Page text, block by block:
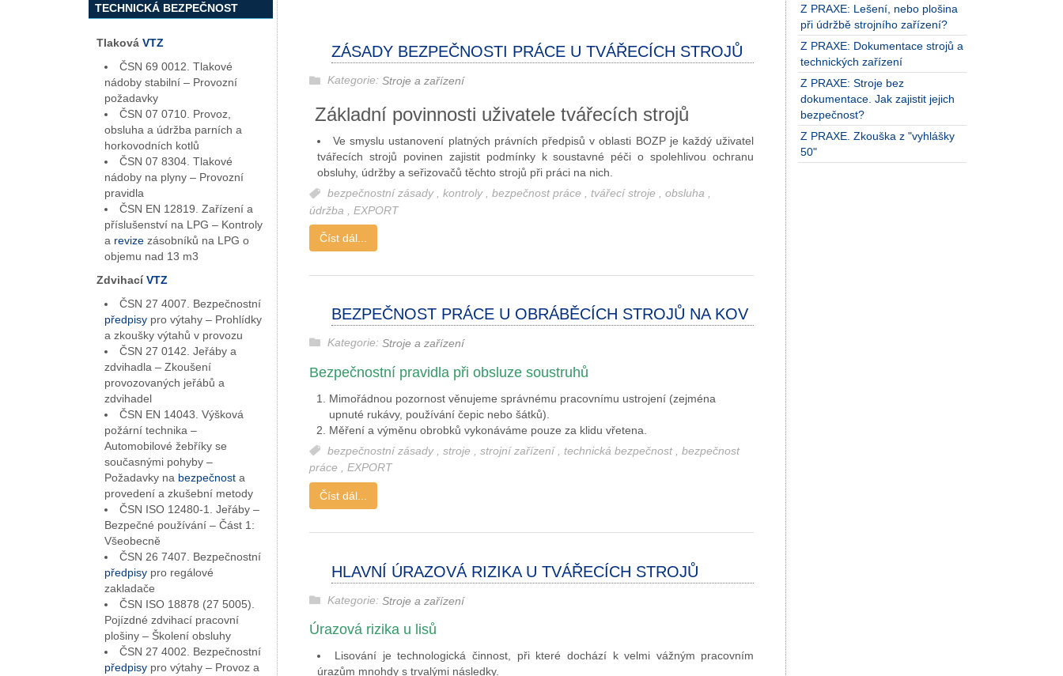
TECHNICKÁ BEZPEČNOST
Tlaková VTZ
ČSN 69 0012. Tlakové
nádoby stabilní – Provozní
požadavky
ČSN 07 0710. Provoz,
obsluha a údržba parních a
horkovodních kotlů
ČSN 07 8304. Tlakové
nádoby na plyny – Provozní
pravidla
ČSN EN 12819. Zařízení a
příslušenství na LPG – Kontroly
a revize zásobníků na LPG o
objemu nad 13 m3
ZdvihacíVTZ
ČSN 27 4007. Bezpečnostní
předpisy pro výtahy – Prohlídky
a zkoušky výtahů v provozu
ČSN 27 0142. Jeřáby a
zdvihadla – Zkoušení
provozovaných jeřábů a
zdvihadel
ČSN EN 14043. Výšková
požární technika –
Automobilové žebříky se
současnými pohyby –
Požadavky na bezpečnost a
provedení a zkušební metody
ČSN ISO 12480-1. Jeřáby –
Bezpečné používání – Část 1:
Všeobecně
ČSN 26 7407. Bezpečnostní
předpisy pro regálové
zakladače
ČSN ISO 18878 (27 5005).
Pojízdné zdvihací pracovní
plošiny – Školení obsluhy
ČSN 27 4002. Bezpečnostní
předpisy pro výtahy – Provoz a
ZÁSADY BEZPEČNOSTI PRÁCE U TVÁŘECÍCH STROJŮ
Kategorie: Stroje a zařízení
Základní povinnosti uživatele tvářecích strojů
Ve smyslu ustanovení platných právních předpisů v oblasti BOZP je každý uživatel
tvářecích strojů povinen zajistit podmínky k soustavné péči o spolehlivou ochranu
obsluhy, údržby a seřizovačů těchto strojů při práci na nich.
bezpečnostní zásady , kontroly , bezpečnost práce , tvářecí stroje , obsluha ,
údržba
EXPORT
Číst dál...
BEZPEČNOST PRÁCE U OBRÁBĚCÍCH STROJŮ NA KOV
Kategorie: Stroje a zařízení
Bezpečnostní pravidla při obsluze soustruhů
Mimořádnou pozornost věnujeme správnému pracovnímu ustrojení (zejména
upnuté rukávy, používání čepic nebo šátků).
Měření a výměnu obrobků vykonáváme pouze za klidu vřetena.
bezpečnostní zásady , stroje , strojní zařízení , technická bezpečnost , bezpečnost
práce , EXPORT
Číst dál...
HLAVNÍ ÚRAZOVÁ RIZIKA U TVÁŘECÍCH STROJŮ
Kategorie: Stroje a zařízení
Úrazová rizika u lisů
Lisování je technologická činnost, při které dochází k velmi vážným pracovním
úrazům mnohdy s trvalými následky.
Z PRAXE: Lešení, nebo plošina
při údržbě strojního zařízení?
Z PRAXE: Dokumentace strojů a
technických zařízení
Z PRAXE: Stroje bez
dokumentace. Jak zajistit jejich
bezpečnost?
Z PRAXE. Zkouška z "vyhlášky
50"